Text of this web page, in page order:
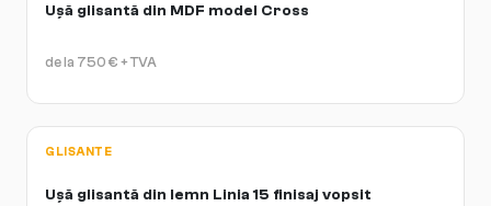
Ușă glisantă din MDF model Cross
de la 750 € + TVA
GLISANTE
Ușă glisantă din lemn Linia 15 finisaj vopsit